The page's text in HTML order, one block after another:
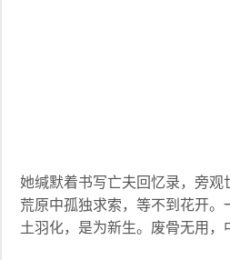
她缄默着书写亡夫回忆录，旁观
荒原中孤独求索，等不到花开。
土羽化，是为新生。废骨无用，